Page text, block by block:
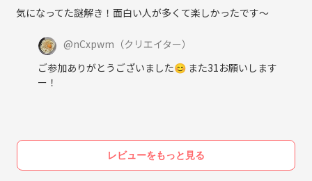
* 京都・滋賀の魅力再発見: 定番の観光名所から、地元の人だけが知る隠
い！」も聞かせてくださいね。
「こんなことしてみたい！」というあなたのアイデアも、どんどん教え
てください！みんなで形にしていきましょう！
* たまには平日のお昼に、まったりカフェ会なんて日も。
あなたのライフスタイルに合わせて、気軽に遊びに来てくださいね！
気になってた謎解き！面白い人が多くて楽しかったです〜
@nCxpwm （クリエイター）
ご参加ありがとうございました😊 また31お願いします
ー！
レビューをもっと見る